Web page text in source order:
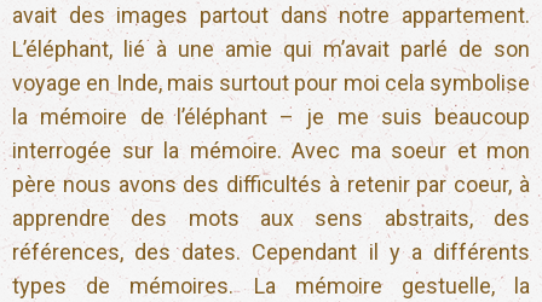
avait des images partout dans notre appartement.
L’éléphant, lié à une amie qui m’avait parlé de son
voyage en Inde, mais surtout pour moi cela symbolise
la mémoire de l’éléphant – je me suis beaucoup
interrogée sur la mémoire. Avec ma soeur et mon
père nous avons des difficultés à retenir par coeur, à
apprendre des mots aux sens abstraits, des
références, des dates. Cependant il y a différents
types de mémoires. La mémoire gestuelle, la